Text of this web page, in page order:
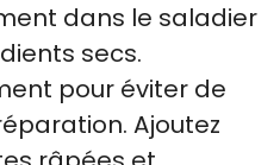
dans le saladier
secs.
pour éviter de
Ajoutez